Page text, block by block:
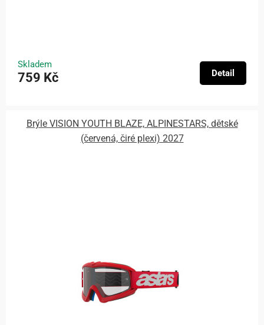
Skladem
759 Kč Detail
Brýle VISION YOUTH BLAZE, ALPINESTARS, dětské
(červená, čiré plexi) 2027